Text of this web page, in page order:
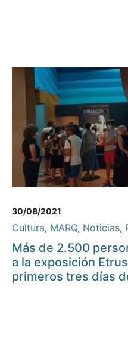
30/08/2021
Cultura, MARQ, Noticias,
Más de 2.500
a la exposición
primeros tres días